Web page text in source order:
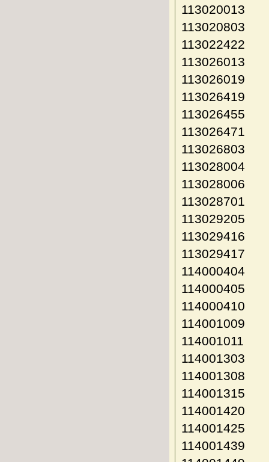
113020013
113020803
113022422
113026013
113026019
113026419
113026455
113026471
113026803
113028004
113028006
113028701
113029205
113029416
113029417
114000404
114000405
114000410
114001009
114001011
114001303
114001308
114001315
114001420
114001425
114001439